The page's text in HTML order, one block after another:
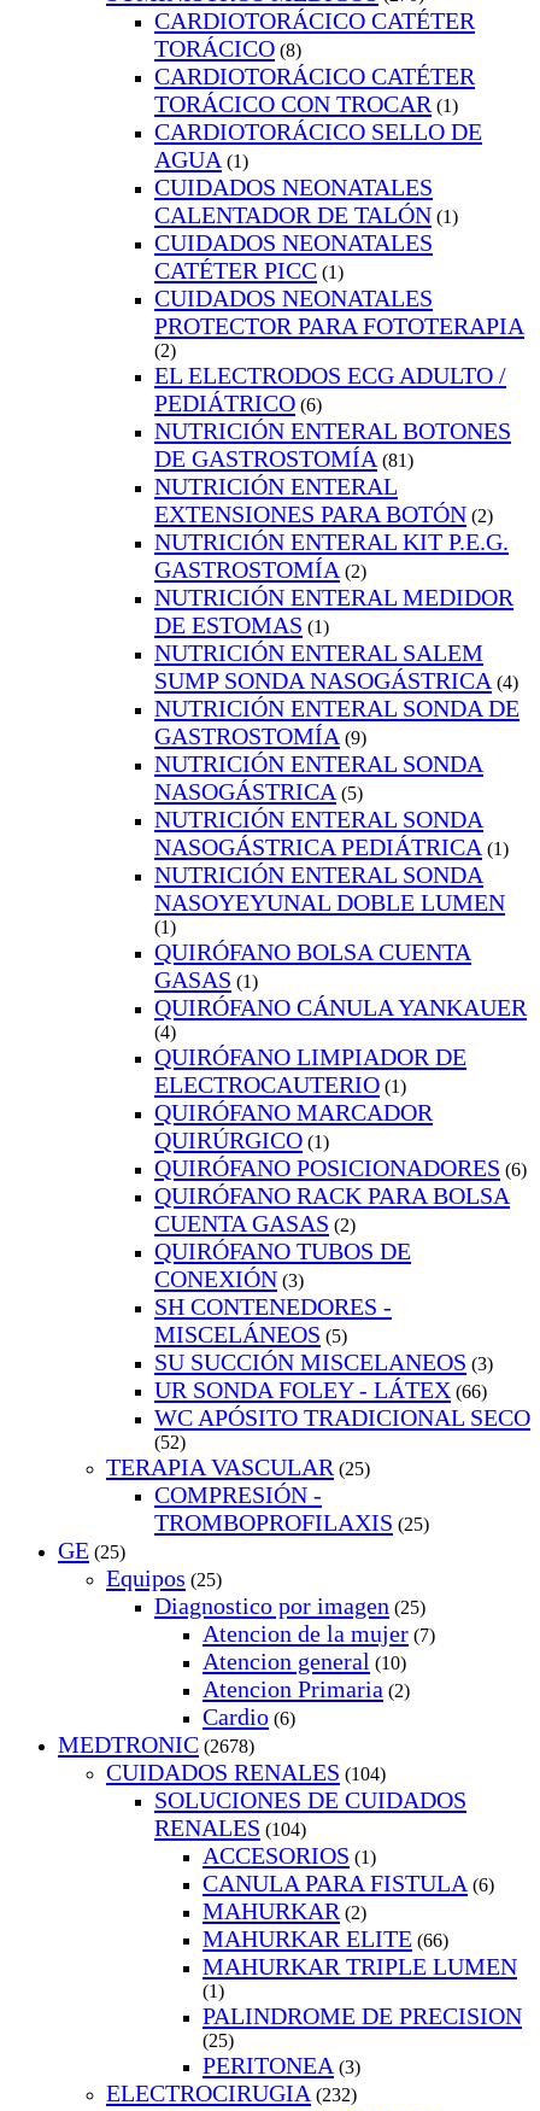
CARDIOTORÁCICO CATÉTER
TORÁCICO (8)
CARDIOTORÁCICO CATÉTER
TORÁCICO CON TROCAR (1)
CARDIOTORÁCICO SELLO DE
AGUA (1)
CUIDADOS NEONATALES
CALENTADOR DE TALÓN (1)
CUIDADOS NEONATALES
CATÉTER PICC (1)
CUIDADOS NEONATALES
PROTECTOR PARA FOTOTERAPIA
(2)
EL ELECTRODOS ECG ADULTO /
PEDIÁTRICO (6)
NUTRICIÓN ENTERAL BOTONES
DE GASTROSTOMÍA (81)
NUTRICIÓN ENTERAL
EXTENSIONES PARA BOTÓN (2)
NUTRICIÓN ENTERAL KIT P.E.G.
GASTROSTOMÍA (2)
NUTRICIÓN ENTERAL MEDIDOR
DE ESTOMAS (1)
NUTRICIÓN ENTERAL SALEM
SUMP SONDA NASOGÁSTRICA (4)
NUTRICIÓN ENTERAL SONDA DE
GASTROSTOMÍA (9)
NUTRICIÓN ENTERAL SONDA
NASOGÁSTRICA (5)
NUTRICIÓN ENTERAL SONDA
NASOGÁSTRICA PEDIÁTRICA (1)
NUTRICIÓN ENTERAL SONDA
NASOYEYUNAL DOBLE LUMEN
(1)
QUIRÓFANO BOLSA CUENTA
GASAS (1)
QUIRÓFANO CÁNULA YANKAUER
(4)
QUIRÓFANO LIMPIADOR DE
ELECTROCAUTERIO (1)
QUIRÓFANO MARCADOR
QUIRÚRGICO (1)
QUIRÓFANO POSICIONADORES (6)
QUIRÓFANO RACK PARA BOLSA
CUENTA GASAS (2)
QUIRÓFANO TUBOS DE
CONEXIÓN (3)
SH CONTENEDORES -
MISCELÁNEOS (5)
SU SUCCIÓN MISCELANEOS (3)
UR SONDA FOLEY - LÁTEX (66)
WC APÓSITO TRADICIONAL SECO
(52)
TERAPIA VASCULAR (25)
COMPRESIÓN -
TROMBOPROFILAXIS (25)
GE (25)
Equipos (25)
Diagnostico por imagen (25)
Atencion de la mujer (7)
Atencion general (10)
Atencion Primaria (2)
Cardio (6)
MEDTRONIC (2678)
CUIDADOS RENALES (104)
SOLUCIONES DE CUIDADOS
RENALES (104)
ACCESORIOS (1)
CANULA PARA FISTULA (6)
MAHURKAR (2)
MAHURKAR ELITE (66)
MAHURKAR TRIPLE LUMEN
(1)
PALINDROME DE PRECISION
(25)
PERITONEA (3)
ELECTROCIRUGIA (232)